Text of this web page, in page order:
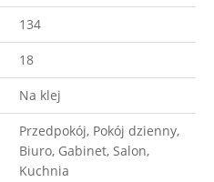
134
18
Na klej
Przedpokój, Pokój dzienny,
Biuro, Gabinet, Salon,
Kuchnia